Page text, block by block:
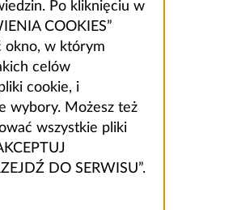
Po kliknięciu w
COOKIES”
okno, w którym
celów
cookie, i
wybory. Możesz też
wszystkie pliki
DO SERWISU”.